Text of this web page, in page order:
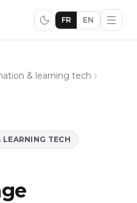
FR EN
& learning tech
TECH